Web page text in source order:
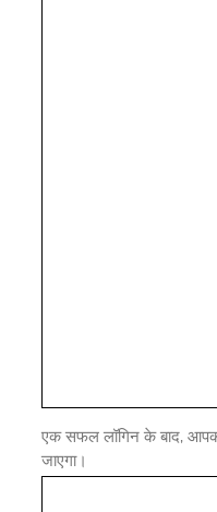
एक सफल लॉगिन के बाद,
जाएगा।